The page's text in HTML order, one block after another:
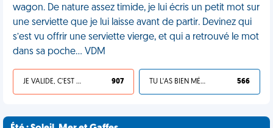
wagon. De nature assez timide, je lui écris un petit mot sur
une serviette que je lui laisse avant de partir. Devinez qui
s’est vu offrir une serviette vierge, et qui a retrouvé le mot
dans sa poche… VDM
JE VALIDE, C'EST UNE VDM 907 TU L'AS BIEN MÉRITÉ 566